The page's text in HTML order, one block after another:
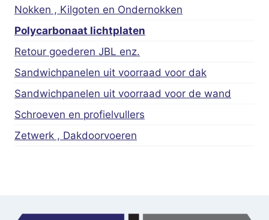
Nokken , Kilgoten en Ondernokken
Polycarbonaat lichtplaten
Retour goederen JBL enz.
Sandwichpanelen uit voorraad voor dak
Sandwichpanelen uit voorraad voor de wand
Schroeven en profielvullers
Zetwerk , Dakdoorvoeren